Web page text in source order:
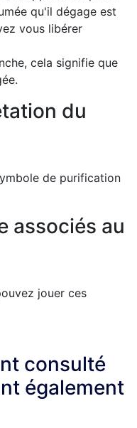
qu'il dégage est
vous libérer
cela signifie que
du
de purification
associés au
jouer ces
consulté
également